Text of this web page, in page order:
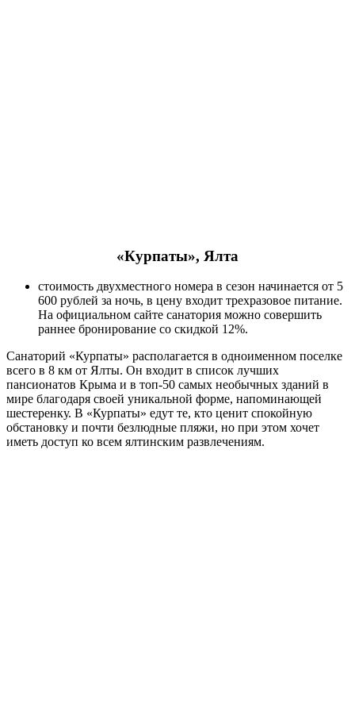
«Курпаты», Ялта
стоимость двухместного номера в сезон начинается от 5
600 рублей за ночь, в цену входит трехразовое питание.
На официальном сайте санатория можно совершить
раннее бронирование со скидкой 12%.
Санаторий «Курпаты» располагается в одноименном поселке
всего в 8 км от Ялты. Он входит в список лучших
пансионатов Крыма и в топ-50 самых необычных зданий в
мире благодаря своей уникальной форме, напоминающей
шестеренку. В «Курпаты» едут те, кто ценит спокойную
обстановку и почти безлюдные пляжи, но при этом хочет
иметь доступ ко всем ялтинским развлечениям.